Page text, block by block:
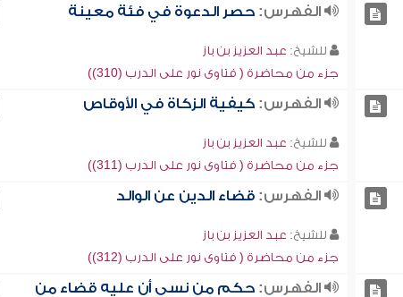
الفهرس: حصر الدعوة في فئة معينة
للشيخ: عبد العزيز بن باز
جزء من محاضرة ( فتاوى نور على الدرب (310))
الفهرس: كيفية الزكاة في الأوقاص
للشيخ: عبد العزيز بن باز
جزء من محاضرة ( فتاوى نور على الدرب (311))
الفهرس: قضاء الدين عن الوالد
للشيخ: عبد العزيز بن باز
جزء من محاضرة ( فتاوى نور على الدرب (312))
الفهرس: حكم من نسي أن عليه قضاء من